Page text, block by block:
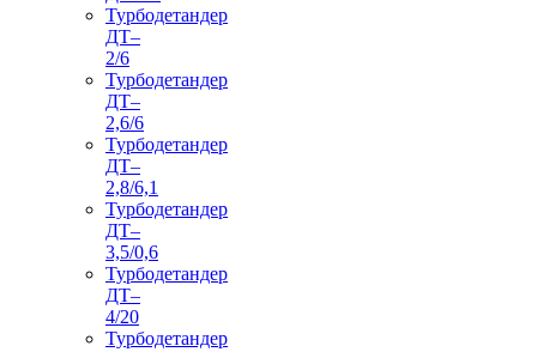
Турбодетандер
ДТ–
2/6
Турбодетандер
ДТ–
2,6/6
Турбодетандер
ДТ–
2,8/6,1
Турбодетандер
ДТ–
3,5/0,6
Турбодетандер
ДТ–
4/20
Турбодетандер